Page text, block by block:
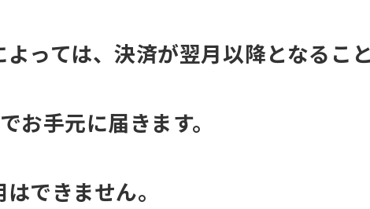
よっては、決済が翌月以降となるこ
お手元に届きます。
できません。
For foreigners
Central Sports official website is
automatically translated into